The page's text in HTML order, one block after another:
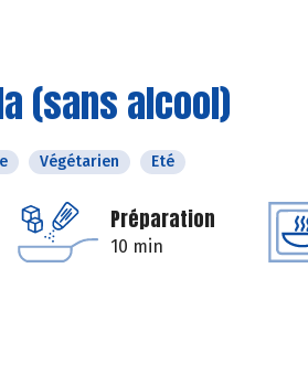
(sans alcool)
Végétarien Eté
Préparation
10 min